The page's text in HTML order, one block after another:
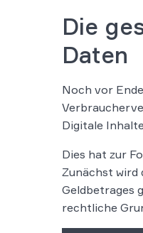
Die
Daten
Noch vor
Digitale
Dies hat zur
Zunächst wird
Geldbetrages
rechtliche